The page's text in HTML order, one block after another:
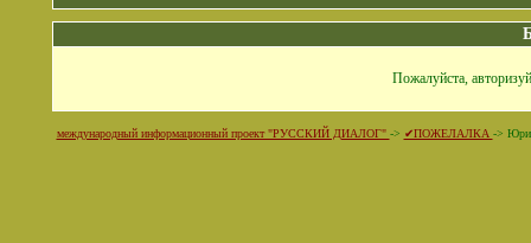
Пожалуйста,
международный информационный проект "РУССКИЙ ДИАЛОГ" -> ✔ПОЖЕЛАЛКА ->